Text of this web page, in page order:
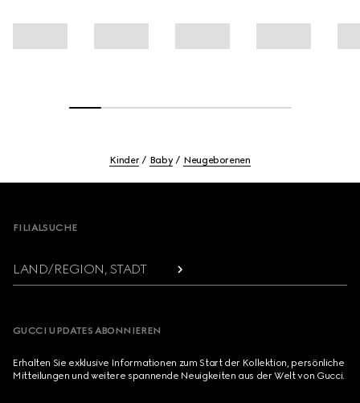
Kinder Baby Neugeborenen
FILIALSUCHE
LAND/REGION, STADT
GUCCI UPDATES ABONNIEREN
Erhalten Sie exklusive Informationen zum Start der Kollektion, persönliche
Mitteilungen und weitere spannende Neuigkeiten aus der Welt von Gucci.